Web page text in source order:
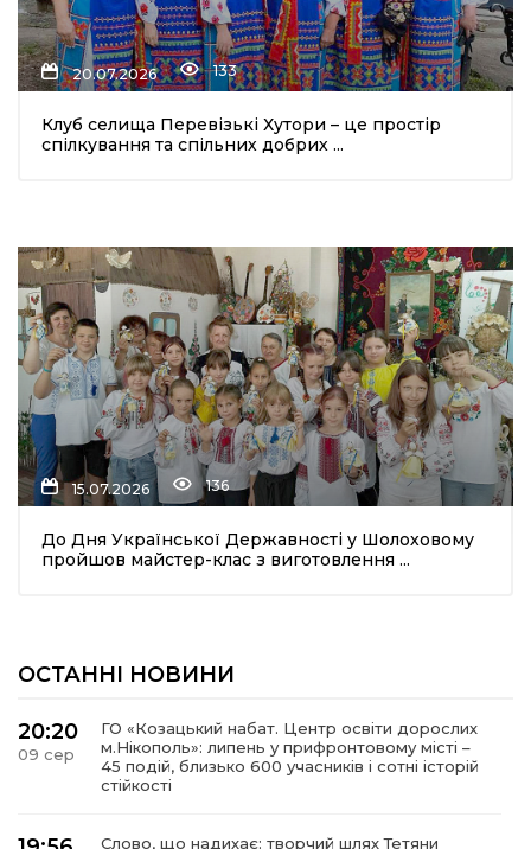
20.07.2026 133
Клуб селища Перевізькі Хутори – це простір
спілкування та спільних добрих ...
15.07.2026 136
До Дня Української Державності у Шолоховому
пройшов майстер-клас з виготовлення ...
ОСТАННІ НОВИНИ
20:20
09 сер
ГО «Козацький набат. Центр освіти дорослих
м.Нікополь»: липень у прифронтовому місті –
45 подій, близько 600 учасників і сотні історій
стійкості
Слово, що надихає: творчий шлях Тетяни